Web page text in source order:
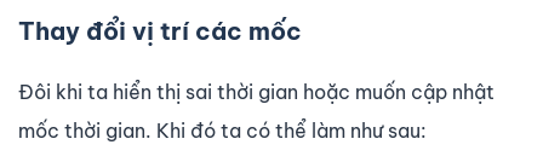
Thay đổi vị trí các mốc
Đôi khi ta hiển thị sai thời gian hoặc muốn cập nhật
mốc thời gian. Khi đó ta có thể làm như sau: